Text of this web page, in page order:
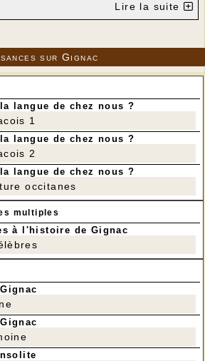
Lire la suite
sur Gignac
langue de chez nous ?
1
langue de chez nous ?
2
langue de chez nous ?
occitanes
multiples
à l'histoire de Gignac